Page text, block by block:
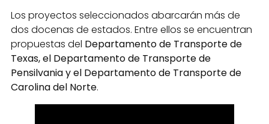
Los proyectos seleccionados abarcarán más de
dos docenas de estados. Entre ellos se encuentran
propuestas del Departamento de Transporte de
Texas, el Departamento de Transporte de
Pensilvania y el Departamento de Transporte de
Carolina del Norte.